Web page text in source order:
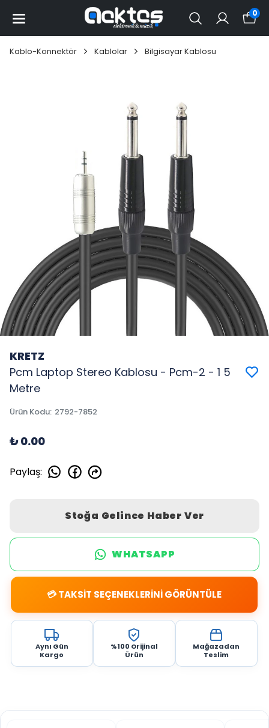
0
Kablo-Konnektör Kablolar Bilgisayar Kablosu
KRETZ
Pcm Laptop Stereo Kablosu - Pcm-2 - 1 5
Metre
Ürün Kodu: 2792-7852
₺ 0.00
Paylaş:
Stoğa Gelince Haber Ver
WHATSAPP
💳 TAKSİT SEÇENEKLERİNİ GÖRÜNTÜLE
Aynı Gün
Kargo
%100 Orijinal
Ürün
Mağazadan
Teslim